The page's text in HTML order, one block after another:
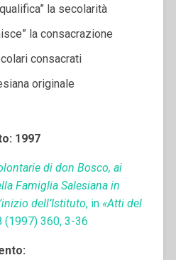
la secolarità
la consacrazione
consacrati
originale
1997
di don Bosco, ai
Famiglia Salesiana in
dell’Istituto, in «Atti del
360, 3-36